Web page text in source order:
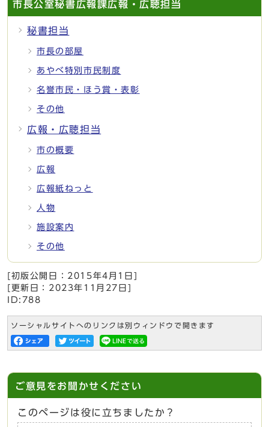
市長公室秘書広報課広報・広聴担当
秘書担当
市長の部屋
あやべ特別市民制度
名誉市民・ほう賞・表彰
その他
広報・広聴担当
市の概要
広報
広報紙ねっと
人物
施設案内
その他
[初版公開日： 2015年4月1日
[更新日： 2023年11月27日
ID:788
ソーシャルサイトへのリンクは別ウィンドウで開きます
ご意見をお聞かせください
このページは役に立ちましたか？